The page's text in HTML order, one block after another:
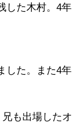
した木村。4年
した。また4年
も出場したオ